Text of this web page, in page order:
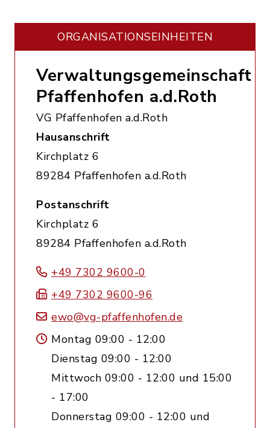
ORGANISATIONS­EINHEITEN
Verwaltungsgemeinschaft
Pfaffenhofen a.d.Roth
VG Pfaffenhofen a.d.Roth
Hausanschrift
Kirchplatz 6
89284 Pfaffenhofen a.d.Roth
Postanschrift
Kirchplatz 6
89284 Pfaffenhofen a.d.Roth
+49 7302 9600-0
+49 7302 9600-96
ewo@vg-pfaffenhofen.de
Montag 09:00 - 12:00
Dienstag 09:00 - 12:00
Mittwoch 09:00 - 12:00 und 15:00
- 17:00
Donnerstag 09:00 - 12:00 und